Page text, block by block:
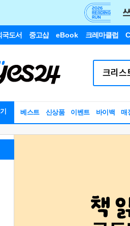
국도서 중고샵 eBook 크레마클럽
베스트 신상품 이벤트 바이백 매